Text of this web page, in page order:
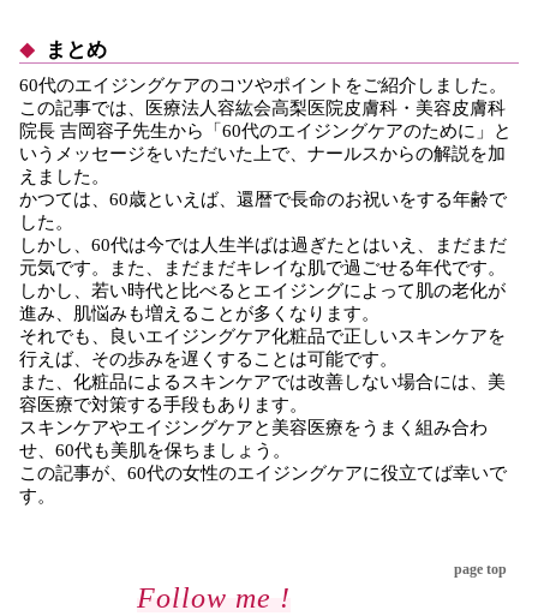
まとめ
60代のエイジングケアのコツやポイントをご紹介しました。
この記事では、医療法人容紘会高梨医院皮膚科・美容皮膚科
院長 吉岡容子先生から「60代のエイジングケアのために」と
いうメッセージをいただいた上で、ナールスからの解説を加
えました。
かつては、60歳といえば、還暦で長命のお祝いをする年齢で
した。
しかし、60代は今では人生半ばは過ぎたとはいえ、まだまだ
元気です。また、まだまだキレイな肌で過ごせる年代です。
しかし、若い時代と比べるとエイジングによって肌の老化が
進み、肌悩みも増えることが多くなります。
それでも、良いエイジングケア化粧品で正しいスキンケアを
行えば、その歩みを遅くすることは可能です。
また、化粧品によるスキンケアでは改善しない場合には、美
容医療で対策する手段もあります。
スキンケアやエイジングケアと美容医療をうまく組み合わ
せ、60代も美肌を保ちましょう。
この記事が、60代の女性のエイジングケアに役立てば幸いで
す。
page top
Follow me !